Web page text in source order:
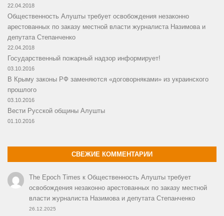
22.04.2018
Общественность Алушты требует освобождения незаконно
арестованных по заказу местной власти журналиста Назимова и
депутата Степанченко
22.04.2018
Государственный пожарный надзор информирует!
03.10.2016
В Крыму законы РФ заменяются «договорняками» из украинского
прошлого
03.10.2016
Вести Русской общины Алушты
01.10.2016
СВЕЖИЕ КОММЕНТАРИИ
The Epoch Times к Общественность Алушты требует
освобождения незаконно арестованных по заказу местной
власти журналиста Назимова и депутата Степанченко
26.12.2025